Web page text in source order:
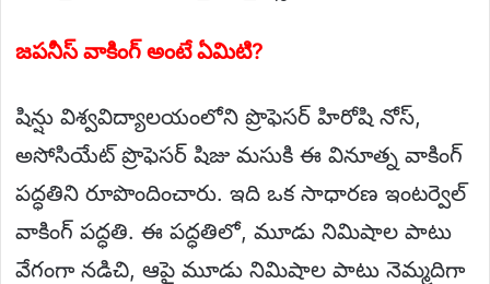
జపనీస్ వాకింగ్ అంటే ఏమిటి?
షిన్షు విశ్వవిద్యాలయంలోని ప్రొఫెసర్ హిరోషి నోస్,
అసోసియేట్ ప్రొఫెసర్ షిజు మసుకి ఈ వినూత్న వాకింగ్
పద్ధతిని రూపొందించారు. ఇది ఒక సాధారణ ఇంటర్వెల్
వాకింగ్ పద్ధతి. ఈ పద్ధతిలో, మూడు నిమిషాల పాటు
వేగంగా నడిచి, ఆపై మూడు నిమిషాల పాటు నెమ్మదిగా